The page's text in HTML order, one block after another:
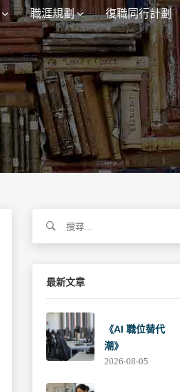
職涯規劃 復職同行計劃
關
最新文章
《AI 職位替代
潮》
2026-08-05